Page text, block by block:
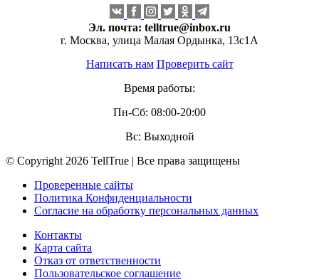
Эл. почта: telltrue@inbox.ru
г. Москва, улица Малая Ордынка, 13с1А
Написать нам Проверить сайт
Время работы:
Пн-Сб: 08:00-20:00
Вс: Выходной
© Copyright 2026 TellTrue | Все права защищены
Проверенные сайты
Политика Конфиденциальности
Согласие на обработку персональных данных
Контакты
Карта сайта
Отказ от ответственности
Пользовательское соглашение